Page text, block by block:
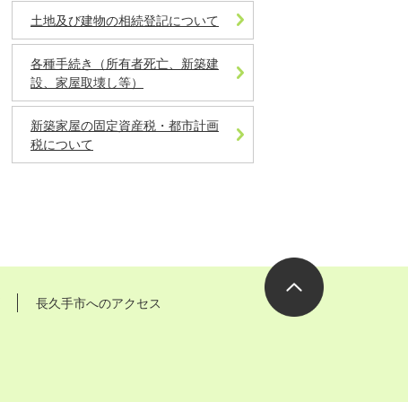
土地及び建物の相続登記について
各種手続き（所有者死亡、新築建
設、家屋取壊し等）
新築家屋の固定資産税・都市計画
税について
長久手市へのアクセス